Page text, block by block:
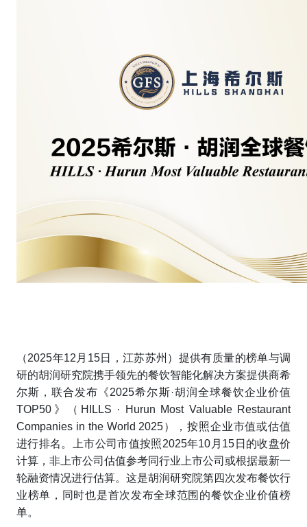
（2025年12月15日，江苏苏州）提供有质量的榜单与调
研的胡润研究院携手领先的餐饮智能化解决方案提供商希
尔斯，联合发布《2025希尔斯·胡润全球餐饮企业价值
TOP50》
（HILLS · Hurun Most Valuable Restaurant
Companies in the World 2025）
，按照企业市值或估值
进行排名。上市公司市值按照2025年10月15日的收盘价
计算，非上市公司估值参考同行业上市公司或根据最新一
轮融资情况进行估算。这是胡润研究院第四次发布餐饮行
业榜单，同时也是首次发布全球范围的餐饮企业价值榜
单。